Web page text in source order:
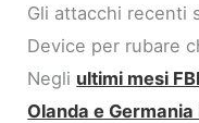
Gli attacchi recenti
Device per rubare
Negli ultimi mesi
Olanda e